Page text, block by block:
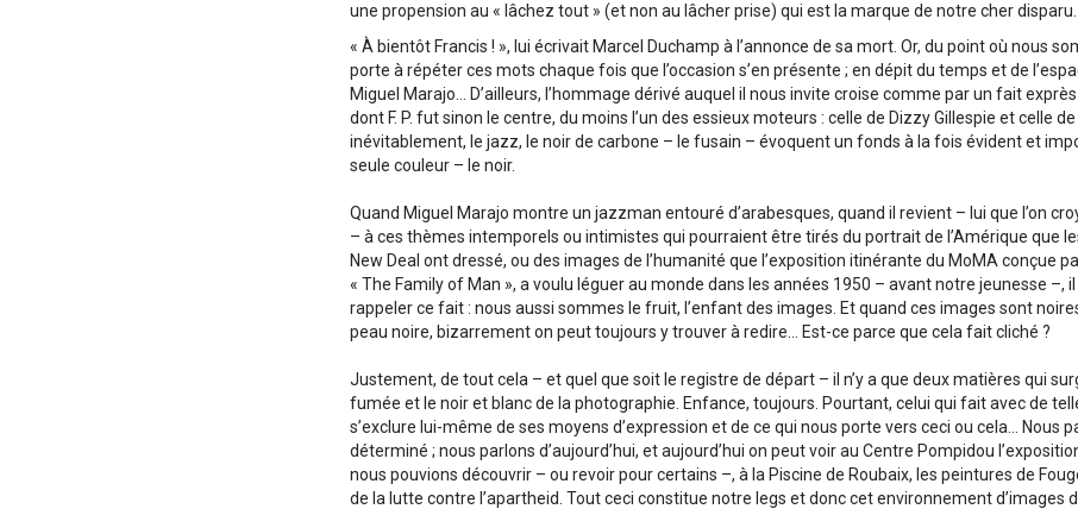
une propension au « lâchez tout » (et non au lâcher prise) qui est la marque de notre cher disparu.
« À bientôt Francis ! », lui écrivait Marcel Duchamp à l’annonce de sa mort. Or, du point où nous
porte à répéter ces mots chaque fois que l’occasion s’en présente ; en dépit du temps et de
Miguel Marajo… D’ailleurs, l’hommage dérivé auquel il nous invite croise comme par un fait
dont F. P. fut sinon le centre, du moins l’un des essieux moteurs : celle de Dizzy Gillespie et celle
inévitablement, le jazz, le noir de carbone – le fusain – évoquent un fonds à la fois évident et
seule couleur – le noir.
Quand Miguel Marajo montre un jazzman entouré d’arabesques, quand il revient – lui que l’on
– à ces thèmes intemporels ou intimistes qui pourraient être tirés du portrait de l’Amérique que
New Deal ont dressé, ou des images de l’humanité que l’exposition itinérante du MoMA conçue
« The Family of Man », a voulu léguer au monde dans les années 1950 – avant notre jeunesse –,
rappeler ce fait : nous aussi sommes le fruit, l’enfant des images. Et quand ces images sont
peau noire, bizarrement on peut toujours y trouver à redire… Est-ce parce que cela fait cliché ?
Justement, de tout cela – et quel que soit le registre de départ – il n’y a que deux matières qui
fumée et le noir et blanc de la photographie. Enfance, toujours. Pourtant, celui qui fait avec de
s’exclure lui-même de ses moyens d’expression et de ce qui nous porte vers ceci ou cela… Nous
déterminé ; nous parlons d’aujourd’hui, et aujourd’hui on peut voir au Centre Pompidou
nous pouvions découvrir – ou revoir pour certains –, à la Piscine de Roubaix, les peintures de
de la lutte contre l’apartheid. Tout ceci constitue notre legs et donc cet environnement d’images